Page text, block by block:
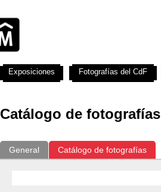
Catálogo de fotografías
General Catálogo de fotografías
Exposiciones Fotografías del CdF